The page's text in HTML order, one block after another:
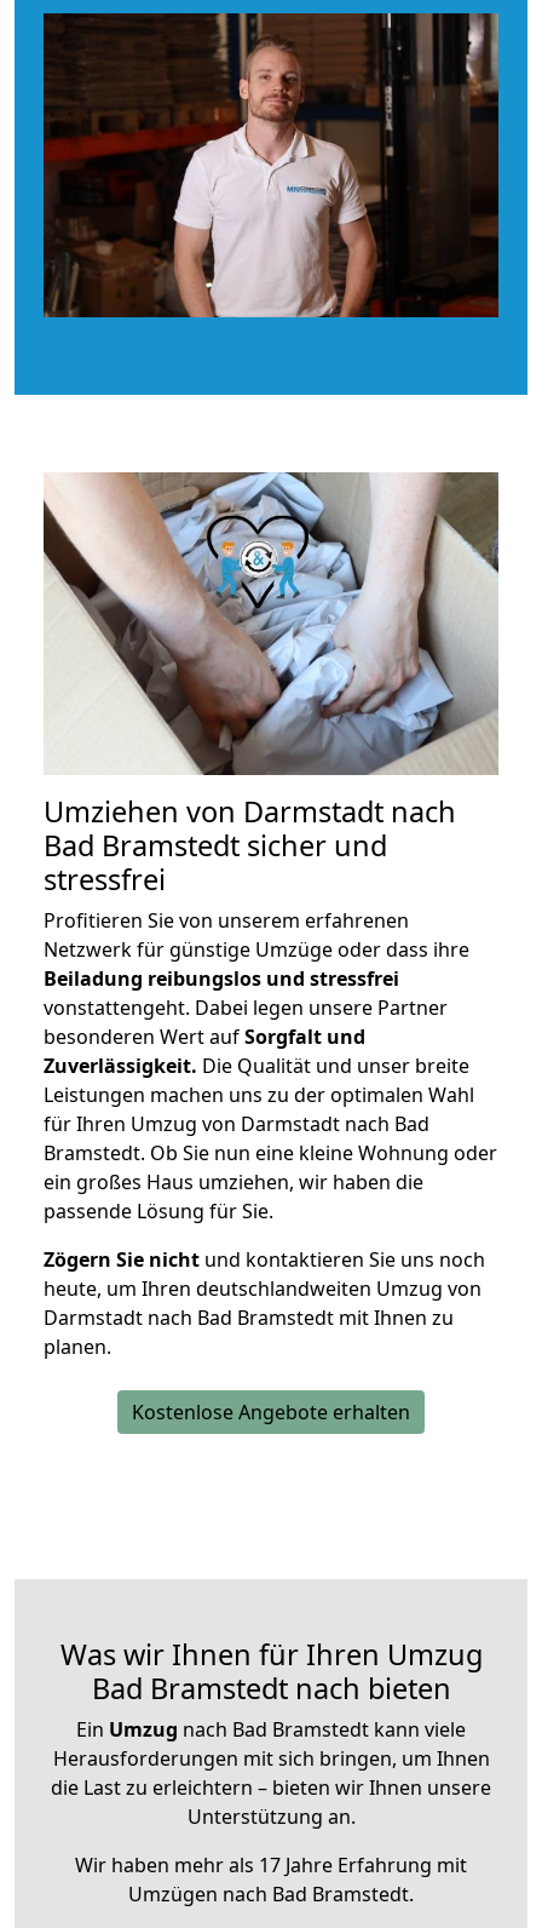
Umziehen von Darmstadt nach
Bad Bramstedt sicher und
stressfrei
Profitieren Sie von unserem erfahrenen
Netzwerk für günstige Umzüge oder dass ihre
Beiladung reibungslos und stressfrei
vonstattengeht. Dabei legen unsere Partner
besonderen Wert aufSorgfalt und
Zuverlässigkeit. Die Qualität und unser breite
Leistungen machen uns zu der optimalen Wahl
für Ihren Umzug von Darmstadt nach Bad
Bramstedt. Ob Sie nun eine kleine Wohnung oder
ein großes Haus umziehen, wir haben die
passende Lösung für Sie.
Zögern Sie nicht und kontaktieren Sie uns noch
heute, um Ihren deutschlandweiten Umzug von
Darmstadt nach Bad Bramstedt mit Ihnen zu
planen.
Kostenlose Angebote erhalten
Was wir Ihnen für Ihren Umzug
Bad Bramstedt nach bieten
Ein Umzug nach Bad Bramstedt kann viele
Herausforderungen mit sich bringen, um Ihnen
die Last zu erleichtern – bieten wir Ihnen unsere
Unterstützung an.
Wir haben mehr als 17 Jahre Erfahrung mit
Umzügen nach Bad Bramstedt.